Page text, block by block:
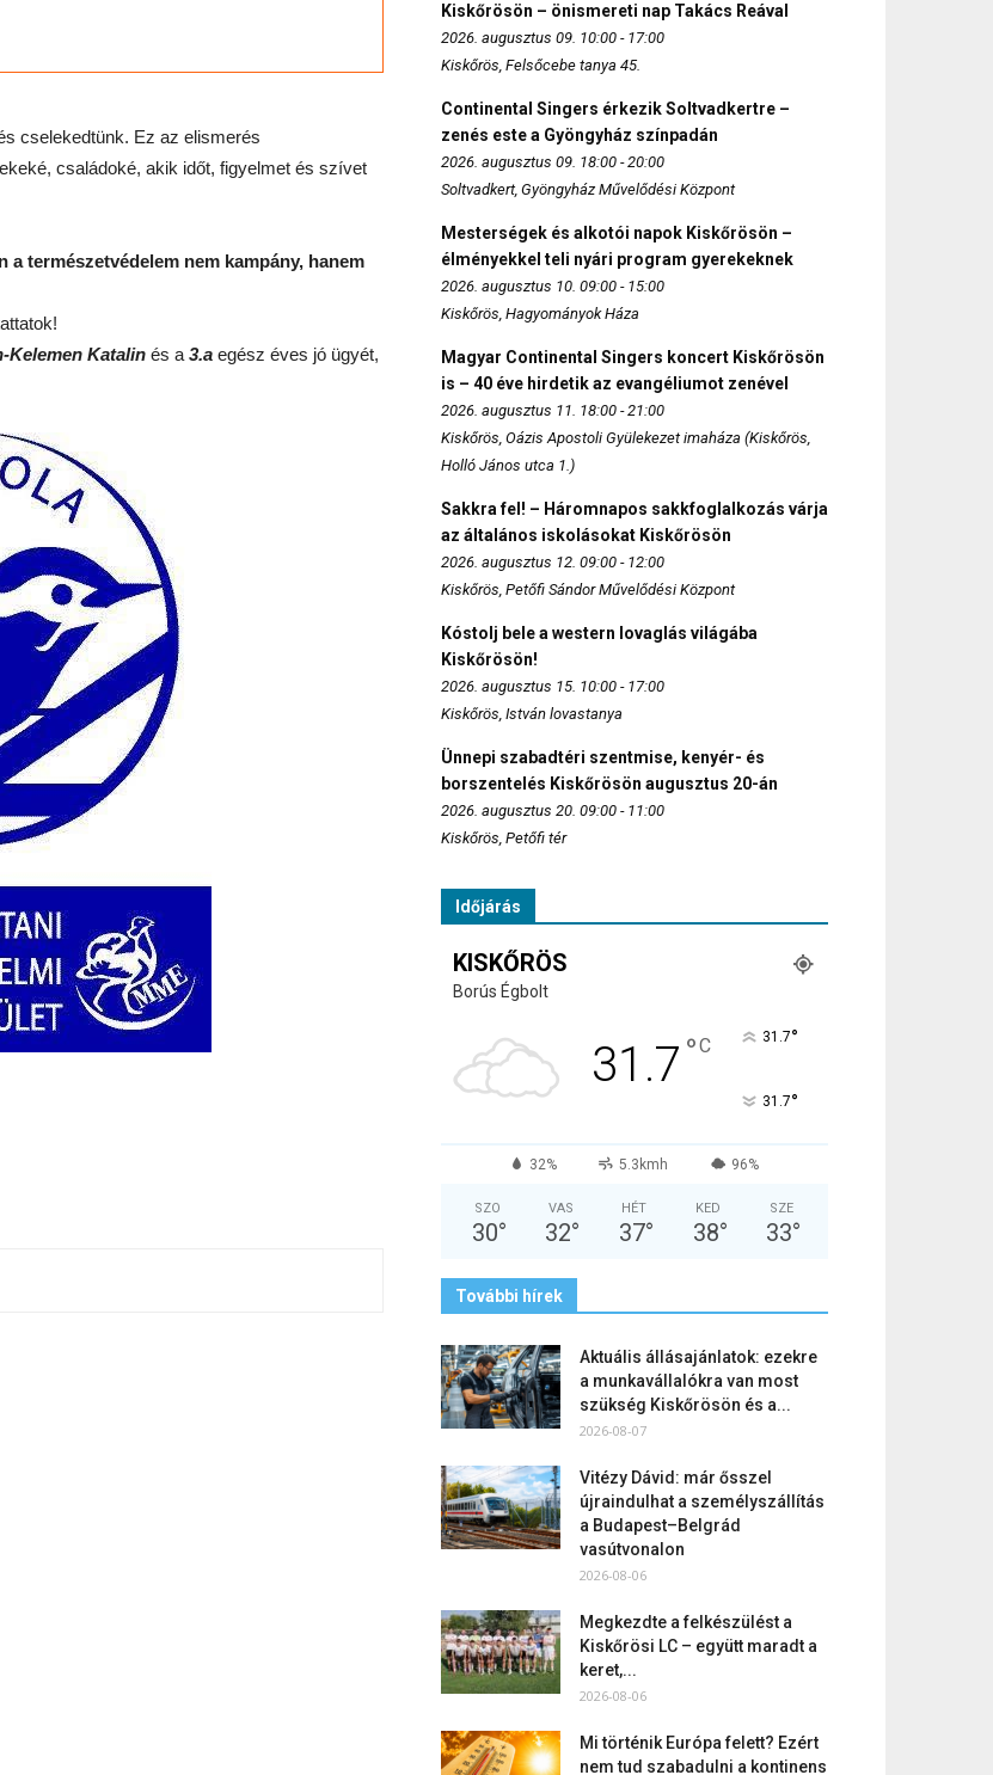
cselekedtünk. Ez az elismerés
családoké, akik időt, figyelmet és szívet
természetvédelem nem kampány, hanem
Kelemen Katalin és a 3.a egész éves jó ügyét,
Kiskőrösön – önismereti nap Takács Reával
2026. augusztus 09. 10:00 - 17:00
Kiskőrös, Felsőcebe tanya 45.
Continental Singers érkezik Soltvadkertre –
zenés este a Gyöngyház színpadán
2026. augusztus 09. 18:00 - 20:00
Soltvadkert, Gyöngyház Művelődési Központ
Mesterségek és alkotói napok Kiskőrösön –
élményekkel teli nyári program gyerekeknek
2026. augusztus 10. 09:00 - 15:00
Kiskőrös, Hagyományok Háza
Magyar Continental Singers koncert Kiskőrösön
is – 40 éve hirdetik az evangéliumot zenével
2026. augusztus 11. 18:00 - 21:00
Kiskőrös, Oázis Apostoli Gyülekezet imaháza (Kiskőrös,
Holló János utca 1.)
Sakkra fel! – Háromnapos sakkfoglalkozás várja
az általános iskolásokat Kiskőrösön
2026. augusztus 12. 09:00 - 12:00
Kiskőrös, Petőfi Sándor Művelődési Központ
Kóstolj bele a western lovaglás világába
Kiskőrösön!
2026. augusztus 15. 10:00 - 17:00
Kiskőrös, István lovastanya
Ünnepi szabadtéri szentmise, kenyér- és
borszentelés Kiskőrösön augusztus 20-án
2026. augusztus 20. 09:00 - 11:00
Kiskőrös, Petőfi tér
Időjárás
KISKŐRÖS
Borús Égbolt
31.7 °C 31.7°
31.7°
32% 5.3kmh 96%
SZO
30°
VAS
32°
HÉT
37°
KED
38°
SZE
33°
További hírek
Aktuális állásajánlatok: ezekre
a munkavállalókra van most
szükség Kiskőrösön és a...
2026-08-07
Vitézy Dávid: már ősszel
újraindulhat a személyszállítás
a Budapest–Belgrád
vasútvonalon
2026-08-06
Megkezdte a felkészülést a
Kiskőrösi LC – együtt maradt a
keret,...
2026-08-06
Mi történik Európa felett? Ezért
nem tud szabadulni a kontinens